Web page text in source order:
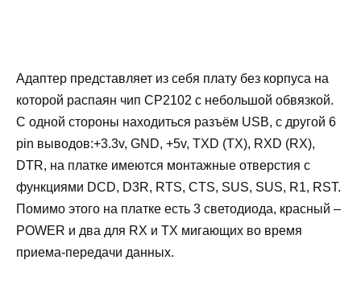
Адаптер представляет из себя плату без корпуса на
которой распаян чип CP2102 с небольшой обвязкой.
С одной стороны находиться разъём USB, с другой 6
pin выводов:+3.3v, GND, +5v, TXD (TX), RXD (RX),
DTR, на платке имеются монтажные отверстия с
функциями DCD, D3R, RTS, CTS, SUS, SUS, R1, RST.
Помимо этого на платке есть 3 светодиода, красный –
POWER и два для RX и TX мигающих во время
приема-передачи данных.